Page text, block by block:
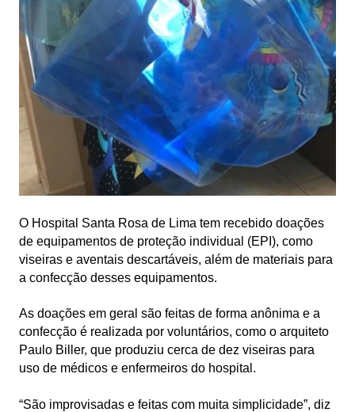
O Hospital Santa Rosa de Lima tem recebido doações
de equipamentos de proteção individual (EPI), como
viseiras e aventais descartáveis, além de materiais para
a confecção desses equipamentos.
As doações em geral são feitas de forma anônima e a
confecção é realizada por voluntários, como o arquiteto
Paulo Biller, que produziu cerca de dez viseiras para
uso de médicos e enfermeiros do hospital.
“São improvisadas e feitas com muita simplicidade”, diz